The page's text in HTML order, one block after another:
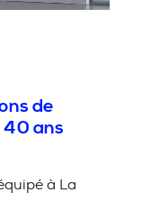
de
ans
à La